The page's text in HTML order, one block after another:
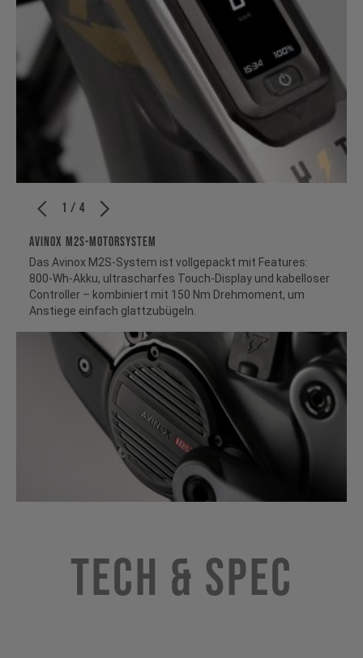
1 / 4
AVINOX M2S-Motorsystem
Das Avinox M2S-System ist vollgepackt mit Features:
800‑Wh-Akku, ultrascharfes Touch-Display und kabelloser
Controller – kombiniert mit 150 Nm Drehmoment, um
Anstiege einfach glattzubügeln.
Tech & Spec